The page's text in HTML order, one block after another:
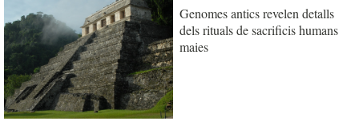
Genomes antics revelen detalls
dels rituals de sacrificis humans
maies